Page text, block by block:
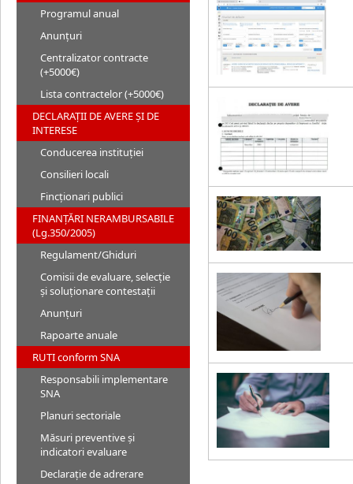
Programul anual
Anunțuri
Centralizator contracte
(+5000€)
Lista contractelor (+5000€)
DECLARAȚII DE AVERE ȘI DE
INTERESE
Conducerea instituției
Consilieri locali
Fincționari publici
FINANȚĂRI NERAMBURSABILE
(Lg.350/2005)
Regulament/Ghiduri
Comisii de evaluare, selecție
și soluționare contestații
Anunțuri
Rapoarte anuale
RUTI conform SNA
Responsabili implementare
SNA
Planuri sectoriale
Măsuri preventive și
indicatori evaluare
Declarație de adrerare